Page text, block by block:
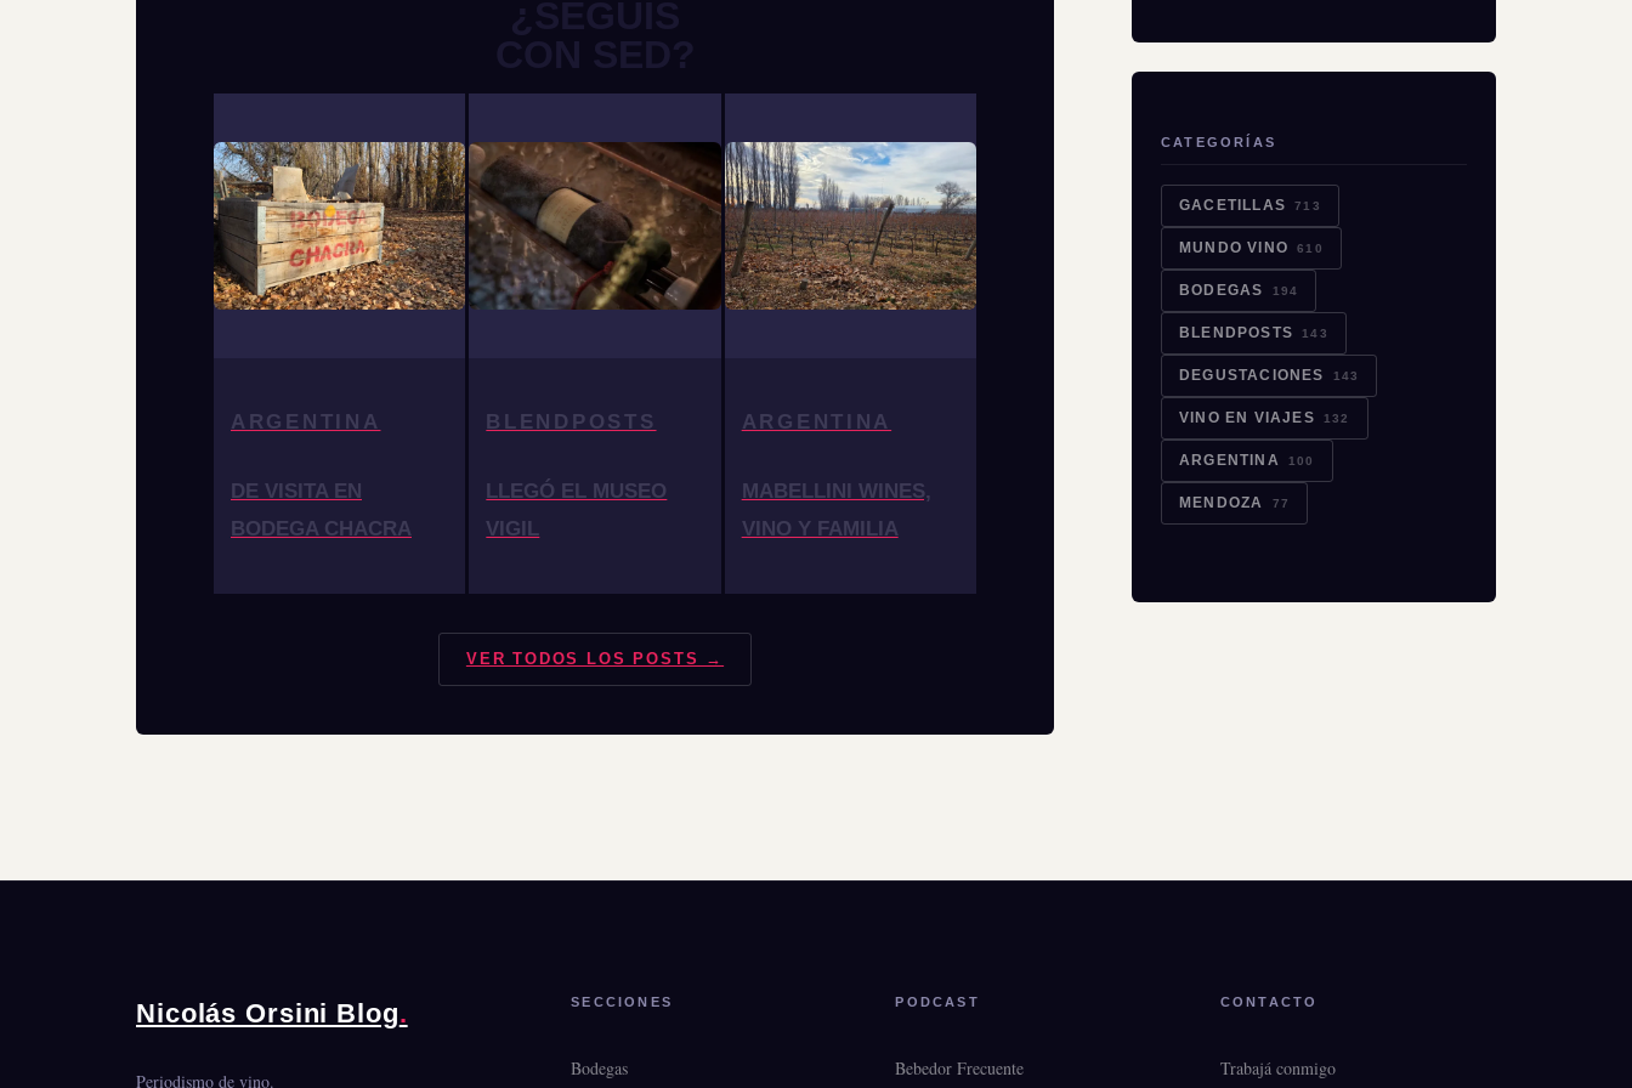
¿SEGUÍS
CON SED?
ARGENTINA
DE VISITA EN
BODEGA CHACRA
BLENDPOSTS
LLEGÓ EL MUSEO
VIGIL
ARGENTINA
MABELLINI WINES,
VINO Y FAMILIA
VER TODOS LOS POSTS →
CATEGORÍAS
GACETILLAS 713
MUNDO VINO 610
BODEGAS 194
BLENDPOSTS 143
DEGUSTACIONES 143
VINO EN VIAJES 132
ARGENTINA 100
MENDOZA 77
Nicolás Orsini Blog.
Periodismo de vino.
SECCIONES
Bodegas
PODCAST
Bebedor Frecuente
CONTACTO
Trabajá conmigo